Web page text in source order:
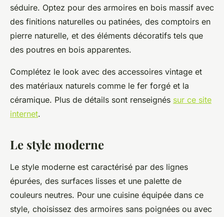
séduire. Optez pour des armoires en bois massif avec
des finitions naturelles ou patinées, des comptoirs en
pierre naturelle, et des éléments décoratifs tels que
des poutres en bois apparentes.
Complétez le look avec des accessoires vintage et
des matériaux naturels comme le fer forgé et la
céramique. Plus de détails sont renseignés sur ce site
internet.
Le style moderne
Le style moderne est caractérisé par des lignes
épurées, des surfaces lisses et une palette de
couleurs neutres. Pour une cuisine équipée dans ce
style, choisissez des armoires sans poignées ou avec